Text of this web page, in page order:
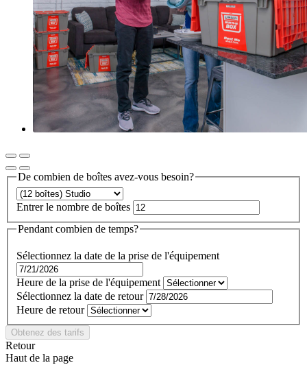
De combien de boîtes avez-vous besoin?
Entrer le nombre de boîtes
Pendant combien de temps?
Sélectionnez la date de la prise de l'équipement
Heure de la prise de l'équipement
Sélectionnez la date de retour
Heure de retour
Obtenez des tarifs
Retour
Haut de la page